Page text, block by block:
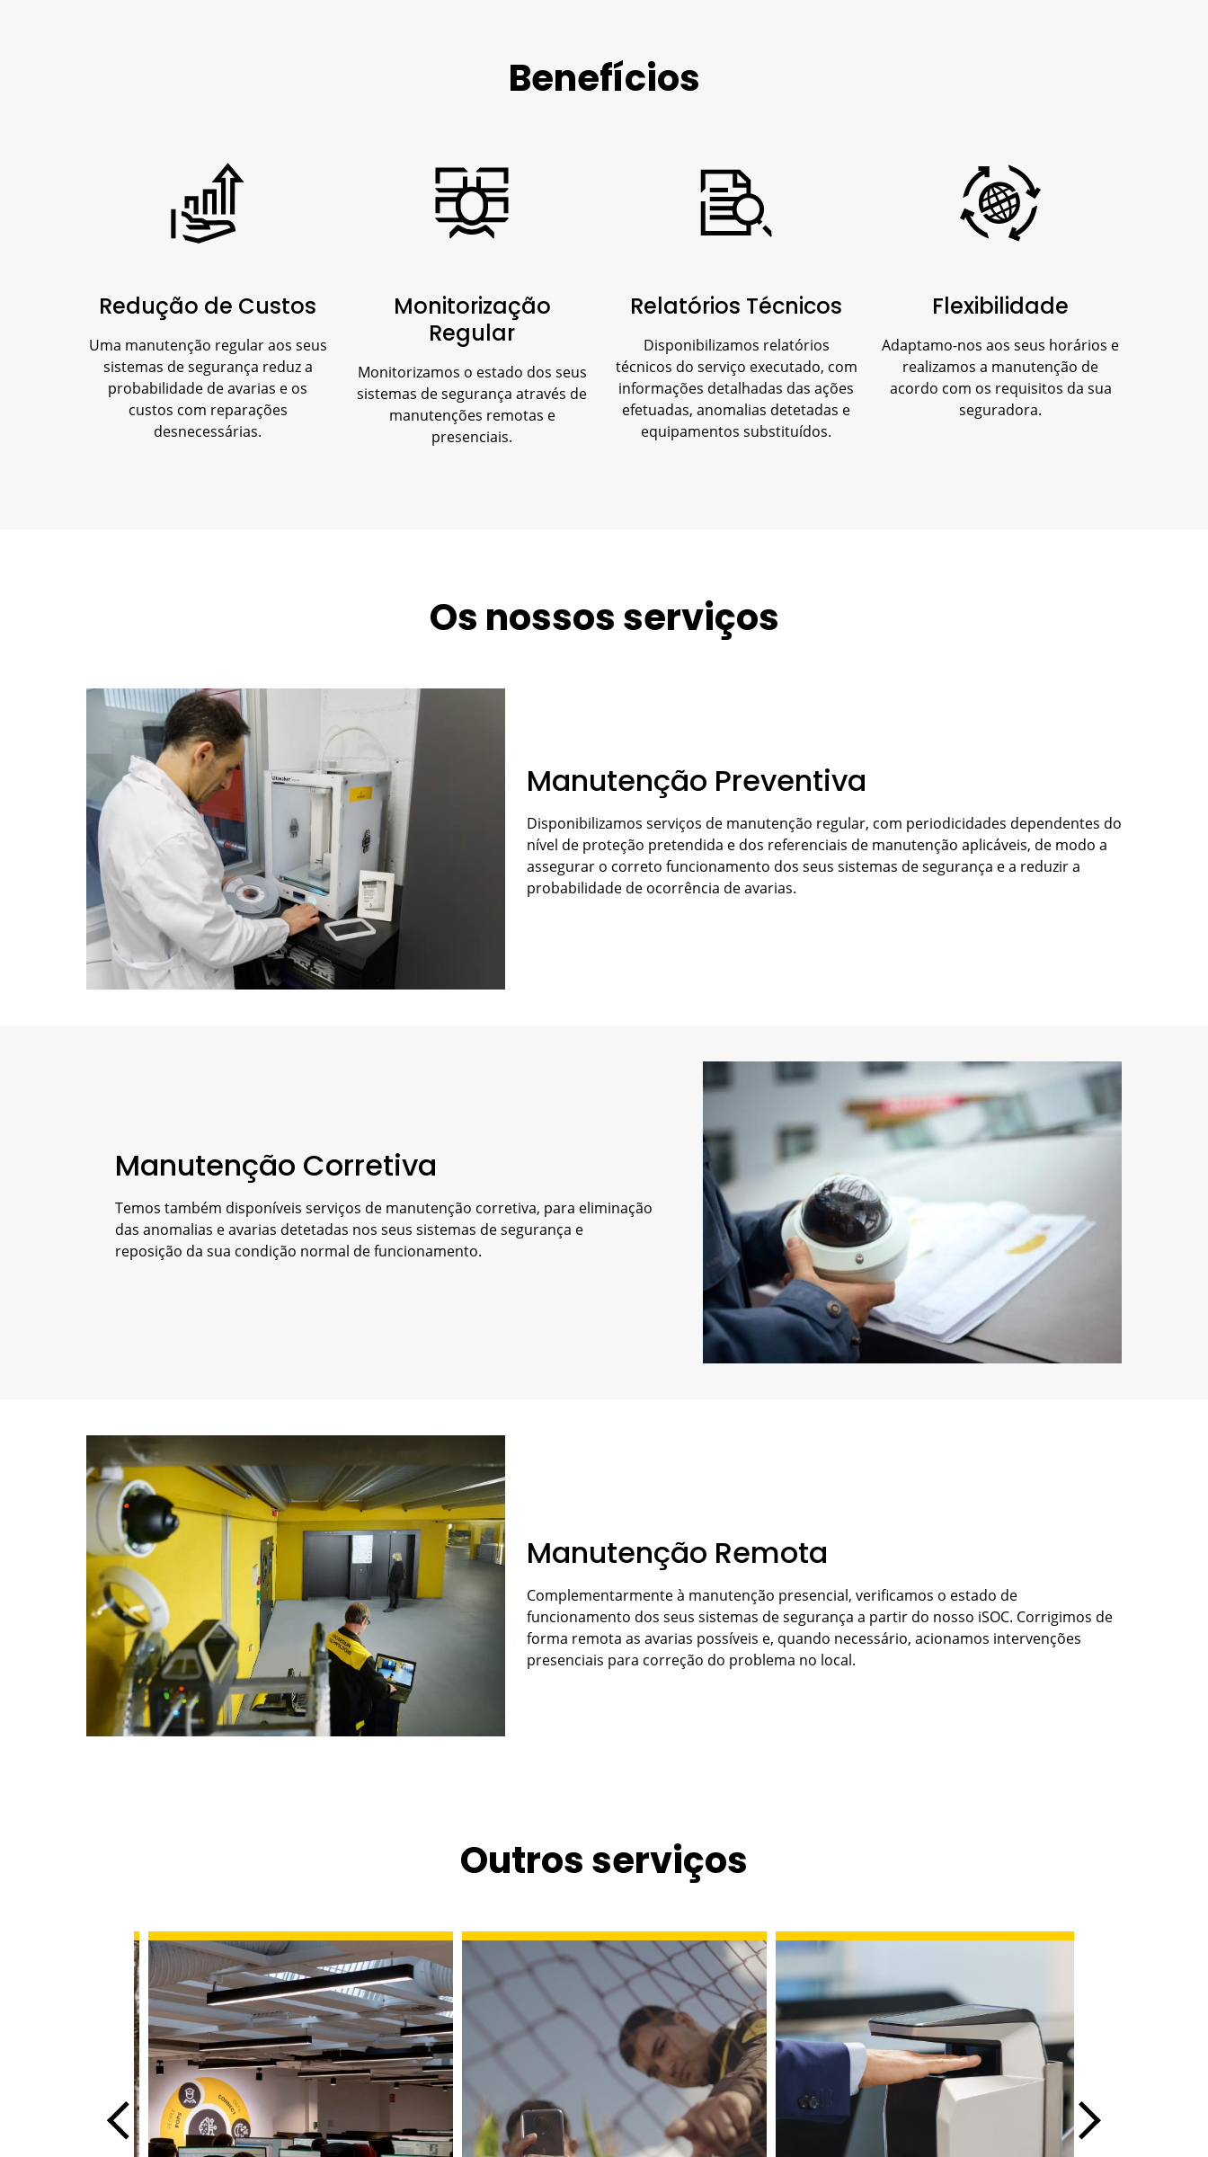
Benefícios
Redução de Custos
Uma manutenção regular aos seus
sistemas de segurança reduz a
probabilidade de avarias e os
custos com reparações
desnecessárias.
Monitorização
Regular
Monitorizamos o estado dos seus
sistemas de segurança através de
manutenções remotas e
presenciais.
Relatórios Técnicos
Disponibilizamos relatórios
técnicos do serviço executado, com
informações detalhadas das ações
efetuadas, anomalias detetadas e
equipamentos substituídos.
Flexibilidade
Adaptamo-nos aos seus horários e
realizamos a manutenção de
acordo com os requisitos da sua
seguradora.
Os nossos serviços
Manutenção Preventiva
Disponibilizamos serviços de manutenção regular, com periodicidades dependentes do
nível de proteção pretendida e dos referenciais de manutenção aplicáveis, de modo a
assegurar o correto funcionamento dos seus sistemas de segurança e a reduzir a
probabilidade de ocorrência de avarias.
Manutenção Corretiva
Temos também disponíveis serviços de manutenção corretiva, para eliminação
das anomalias e avarias detetadas nos seus sistemas de segurança e
reposição da sua condição normal de funcionamento.
Manutenção Remota
Complementarmente à manutenção presencial, verificamos o estado de
funcionamento dos seus sistemas de segurança a partir do nosso iSOC. Corrigimos de
forma remota as avarias possíveis e, quando necessário, acionamos intervenções
presenciais para correção do problema no local.
Outros serviços